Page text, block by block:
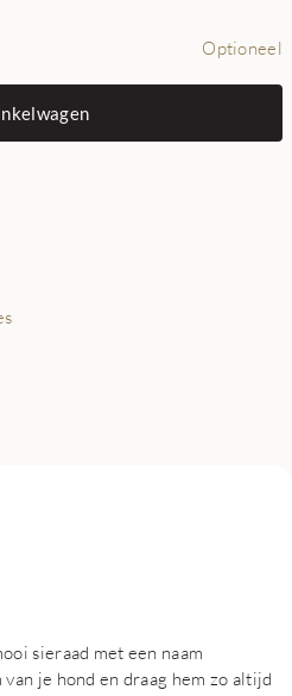
Optioneel
sieraad met een naam
je hond en draag hem zo altijd